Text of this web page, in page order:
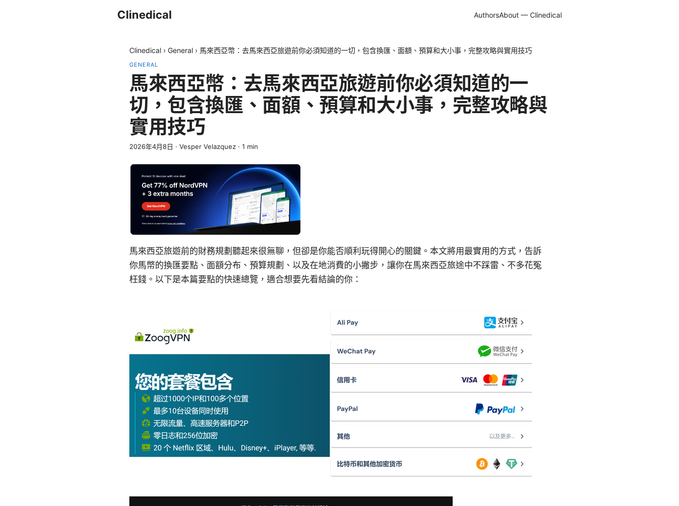
Clinedical AuthorsAbout — Clinedical
Clinedical › General › 馬來西亞幣：去馬來西亞旅遊前你必須知道的一切，包含換匯、面額、預算和大小事，完整攻略與實用技巧
GENERAL
馬來西亞幣：去馬來西亞旅遊前你必須知道的一
切，包含換匯、面額、預算和大小事，完整攻略與
實用技巧
2026年4月8日 · Vesper Velazquez · 1 min
馬來西亞旅遊前的財務規劃聽起來很無聊，但卻是你能否順利玩得開心的關鍵。本文將用最實用的方式，告訴
你馬幣的換匯要點、面額分布、預算規劃、以及在地消費的小撇步，讓你在馬來西亞旅途中不踩雷、不多花冤
枉錢。以下是本篇要點的快速總覽，適合想要先看結論的你：